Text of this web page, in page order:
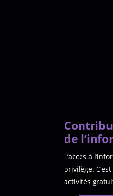
de
L’accès à
privilège.
activités